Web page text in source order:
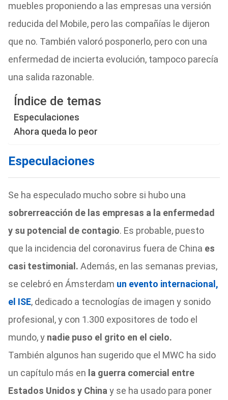
muebles proponiendo a las empresas una versión
reducida del Mobile, pero las compañías le dijeron
que no. También valoró posponerlo, pero con una
enfermedad de incierta evolución, tampoco parecía
una salida razonable.
Índice de temas
Especulaciones
Ahora queda lo peor
Especulaciones
Se ha especulado mucho sobre si hubo una
sobrerreacción de las empresas a la enfermedad
y su potencial de contagio. Es probable, puesto
que la incidencia del coronavirus fuera de China es
casi testimonial. Además, en las semanas previas,
se celebró en Ámsterdam un evento internacional,
el ISE, dedicado a tecnologías de imagen y sonido
profesional, y con 1.300 expositores de todo el
mundo, y nadie puso el grito en el cielo.
También algunos han sugerido que el MWC ha sido
un capítulo más en la guerra comercial entre
Estados Unidos y China y se ha usado para poner